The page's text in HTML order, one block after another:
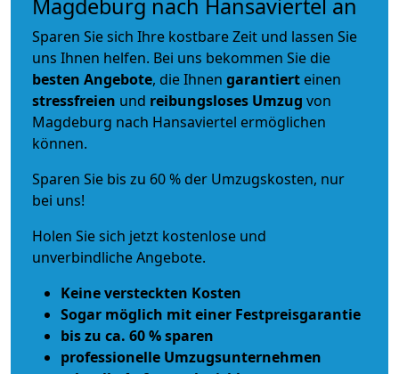
Magdeburg nach Hansaviertel an
Sparen Sie sich Ihre kostbare Zeit und lassen Sie
uns Ihnen helfen. Bei uns bekommen Sie die
besten Angebote, die Ihnen garantiert einen
stressfreien und reibungsloses Umzug von
Magdeburg nach Hansaviertel ermöglichen
können.
Sparen Sie bis zu 60 % der Umzugskosten, nur
bei uns!
Holen Sie sich jetzt kostenlose und
unverbindliche Angebote.
Keine versteckten Kosten
Sogar möglich mit einer Festpreisgarantie
bis zu ca. 60 % sparen
professionelle Umzugsunternehmen